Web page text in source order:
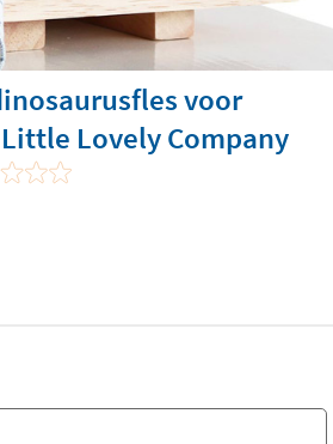
voor
Lovely Company